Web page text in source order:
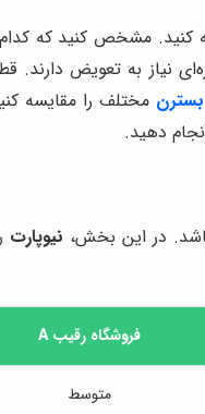
مشخص کنید که
نیاز به تعویض دارند.
مختلف را مقایسه
دهید.
در این بخش، نیوپارت
فروشگاه رقیب A
متوسط